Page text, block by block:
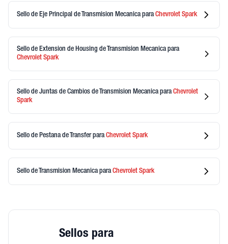
Sello de Eje Principal de Transmision MecanicaparaChevrolet Spark
Sello de Extension de Housing de Transmision Mecanica para
Chevrolet Spark
Sello de Juntas de Cambios de Transmision Mecanica paraChevrolet
Spark
Sello de Pestana de TransferparaChevrolet Spark
Sello de Transmision MecanicaparaChevrolet Spark
Sellos para